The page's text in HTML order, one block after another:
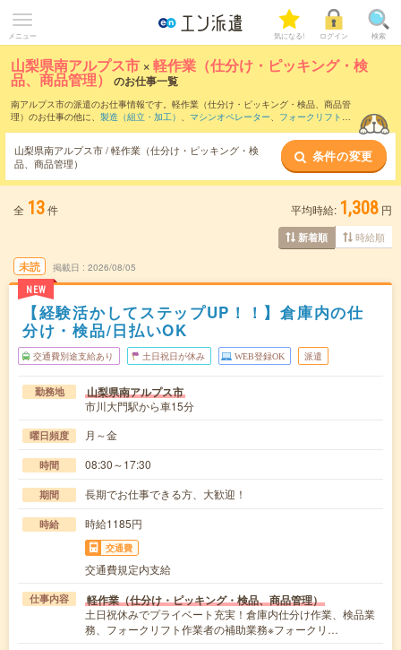
メニュー 気になる! ログイン 検索
山梨県南アルプス市 ×軽作業（仕分け・ピッキング・検
品、商品管理） のお仕事一覧
南アルプス市の派遣のお仕事情報です。軽作業（仕分け・ピッキング・検品、商品管
理）のお仕事の他に、 製造（組立・加工） 、 マシンオペレーター、 フォークリフト な
軽作業（仕分け・ピッキング・検
品、商品管理）のお仕事とは？とは？
山梨県南アルプス市 / 軽作業（仕分け・ピッキング・検
品、商品管理）
条件の変更
全 13件 平均時給: 1,308 円
新着順 時給順
未読
NEW
掲載日 2026/08/05
【経験活かしてステップUP！！】倉庫内の仕
分け・検品/日払いOK
交通費別途支給あり 土日祝日が休み WEB登録OK 派遣
勤務地 山梨県南アルプス市
市川大門駅から車15分
曜日頻度 月～金
時間 08:30～17:30
期間 長期でお仕事できる方、大歓迎！
時給 時給1185円
交通費
交通費規定内支給
仕事内容 軽作業（仕分け・ピッキング・検品、商品管理）
土日祝休みでプライベート充実！倉庫内仕分け作業、検品業
務、フォークリフト作業者の補助業務※フォークリ…